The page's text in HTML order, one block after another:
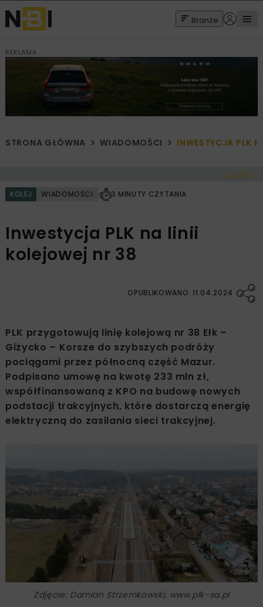
Branże
REKLAMA
STRONA GŁÓWNA WIADOMOŚCI INWESTYCJA PLK
< Cofnij
KOLEJ WIADOMOŚCI 3 MINUTY CZYTANIA
Inwestycja PLK na linii
kolejowej nr 38
OPUBLIKOWANO: 11.04.2024
PLK przygotowują linię kolejową nr 38 Ełk –
Giżycko – Korsze do szybszych podróży
pociągami przez północną część Mazur.
Podpisano umowę na kwotę 233 mln zł,
współfinansowaną z KPO na budowę nowych
podstacji trakcyjnych, które dostarczą energię
elektryczną do zasilania sieci trakcyjnej.
Zdjęcie: Damian Strzemkowski, www.plk-sa.pl